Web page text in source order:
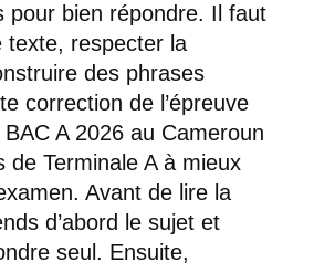
pour bien répondre. Il faut
texte, respecter la
des phrases
correction de l’épreuve
BAC A 2026 au Cameroun
de Terminale A à mieux
Avant de lire la
d’abord le sujet et
seul. Ensuite,